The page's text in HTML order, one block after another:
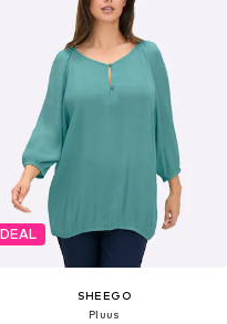
DEAL
SHEEGO
Pluus